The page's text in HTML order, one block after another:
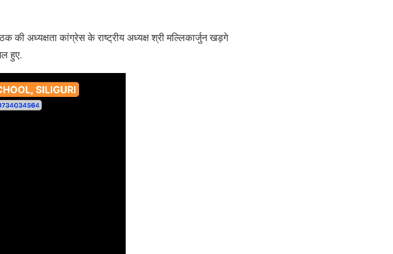
अध्यक्षता कांग्रेस के राष्ट्रीय अध्यक्ष श्री मल्लिकार्जुन खड़गे
हुए.